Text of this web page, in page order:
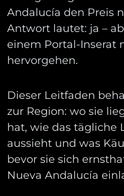
Andalucía den Preis
Antwort lautet: ja –
einem Portal-Inserat
hervorgehen.
Dieser Leitfaden
zur Region: wo sie
hat, wie das tägliche
aussieht und was
bevor sie sich
Nueva Andalucía